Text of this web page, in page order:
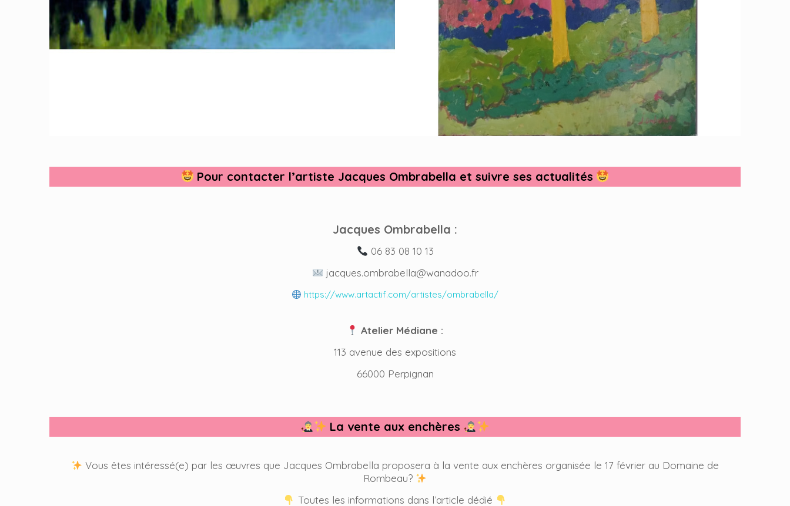
Pour contacter l’artiste Jacques Ombrabella et suivre ses actualités
Jacques Ombrabella :
06 83 08 10 13
jacques.ombrabella@wanadoo.fr
https://www.artactif.com/artistes/ombrabella/
Atelier Médiane :
113 avenue des expositions
66000 Perpignan
La vente aux enchères
Vous êtes intéressé(e) par les œuvres que Jacques Ombrabella proposera à la vente aux enchères organisée le 17 février au Domaine de
Rombeau?
Toutes les informations dans l’article dédié